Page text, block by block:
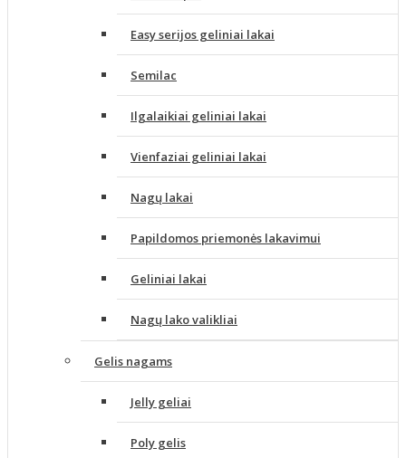
Easy serijos geliniai lakai
Semilac
Ilgalaikiai geliniai lakai
Vienfaziai geliniai lakai
Nagų lakai
Papildomos priemonės lakavimui
Geliniai lakai
Nagų lako valikliai
Gelis nagams
Jelly geliai
Poly gelis